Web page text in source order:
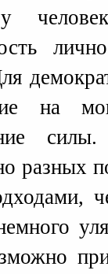
на
разных